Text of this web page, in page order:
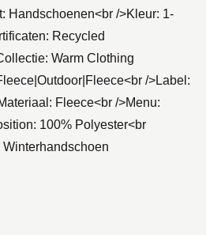
Handschoenen<br />Kleur: 1-
Recycled
Warm Clothing
/>Label:
Fleece<br />Menu:
100% Polyester<br